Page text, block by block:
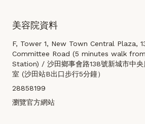
美容院資料
F, Tower 1, New Town Central Plaza,
Committee Road (5 minutes walk
Station) / 沙田鄉事會路138號新城市中
室 (沙田站B出口步行5分鐘）
28858199
瀏覽官方網站